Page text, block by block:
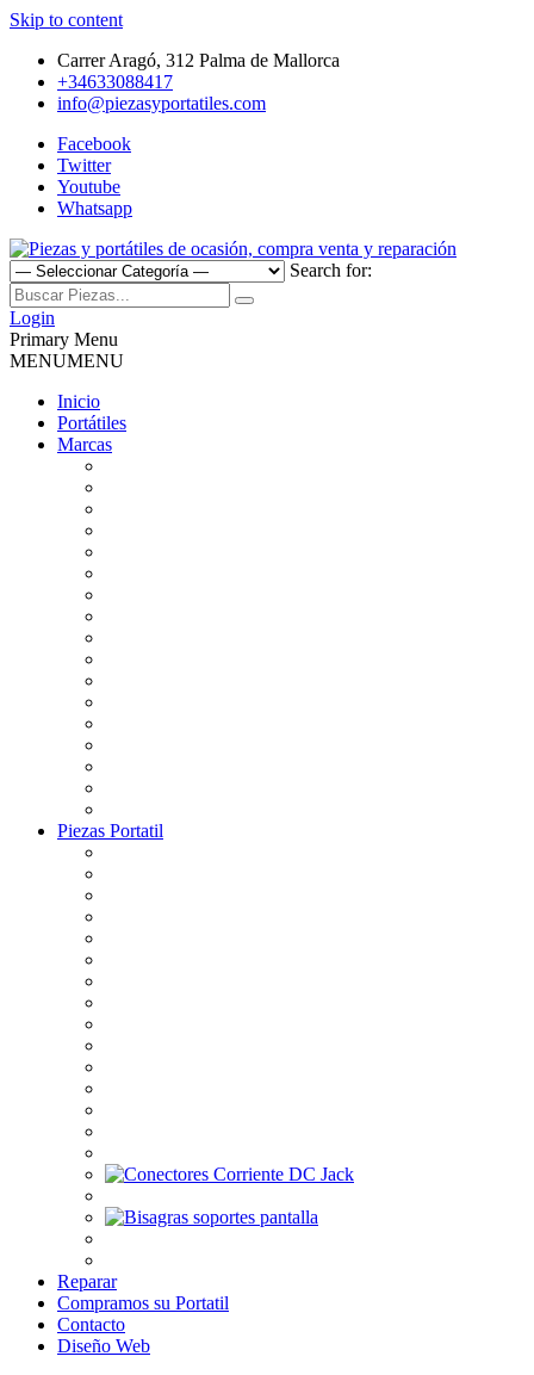
Skip to content
Carrer Aragó, 312 Palma de Mallorca
+34633088417
info@piezasyportatiles.com
Facebook
Twitter
Youtube
Whatsapp
Piezas y portátiles de ocasión,
compra venta y reparación
Todo lo que necesitas para reparar tu portatil, Pantallas, Teclas,
Teclados, Baterías, Carcasas, Placas, Gráficas, Procesadores,
Ventiladores
Search for:
Login
Primary Menu
MENUMENU
Inicio
Portátiles
Marcas
Piezas Portatil
Reparar
Compramos su Portatil
Contacto
Diseño Web